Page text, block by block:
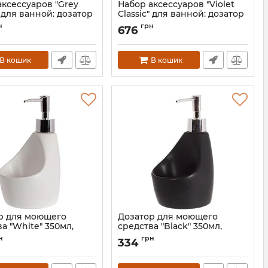
"Grey
ванной: дозатор
стакан, мыльница
кошик
Набор аксессуаров "Violet
Classic" для ванной: дозатор
для мыла, стакан, мыльница
Артикул:
676 грн
В кошик
для моющего
"White" 350мл,
с подставкой
851-313
Дозатор для моющего
средства "Black" 350мл,
10.5х9.5х18см с подставкой
для губки, черный
Артикул: BD-851-312
334 грн